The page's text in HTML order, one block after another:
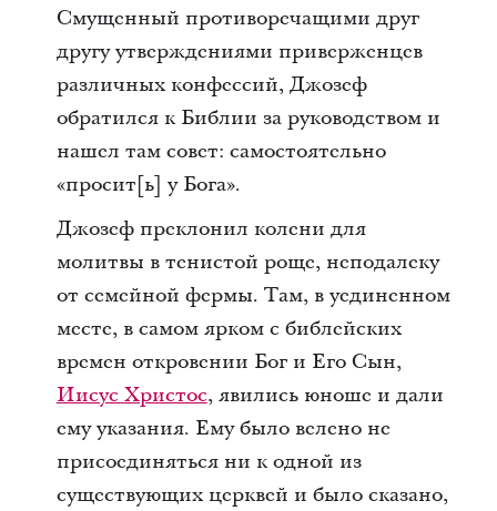
Смущенный противоречащими друг
другу утверждениями приверженцев
различных конфессий, Джозеф
обратился к Библии за руководством и
нашел там совет: самостоятельно
«просит[ь] у Бога».
Джозеф преклонил колени для
молитвы в тенистой роще, неподалеку
от семейной фермы. Там, в уединенном
месте, в самом ярком с библейских
времен откровении Бог и Его Сын,
Иисус Христос, явились юноше и дали
ему указания. Ему было велено не
присоединяться ни к одной из
существующих церквей и было сказано,